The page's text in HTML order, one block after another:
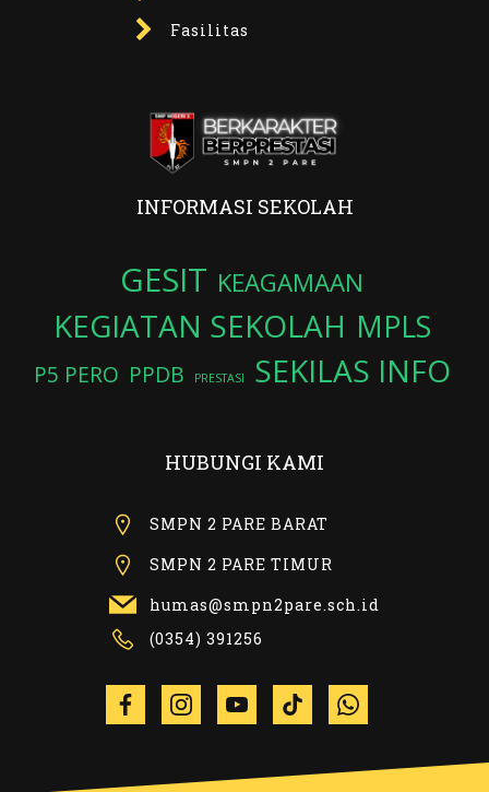
Fasilitas
INFORMASI SEKOLAH
GESIT KEAGAMAAN
KEGIATAN SEKOLAH MPLS
P5 PERO PPDB PRESTASI SEKILAS INFO
HUBUNGI KAMI
SMPN 2 PARE BARAT
SMPN 2 PARE TIMUR
humas@smpn2pare.sch.id
(0354) 391256